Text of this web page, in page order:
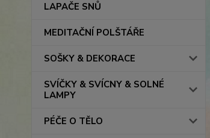
LAPAČE SNŮ
MEDITAČNÍ POLŠTÁŘE
SOŠKY & DEKORACE
SVÍČKY & SVÍCNY & SOLNÉ
LAMPY
PÉČE O TĚLO